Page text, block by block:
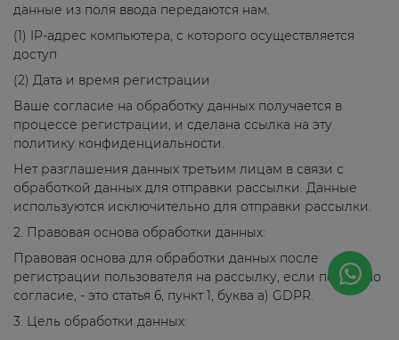
данные из поля ввода передаются нам.
(1) IP-адрес компьютера, с которого осуществляется
доступ
(2) Дата и время регистрации
Ваше согласие на обработку данных получается в
процессе регистрации, и сделана ссылка на эту
политику конфиденциальности.
Нет разглашения данных третьим лицам в связи с
обработкой данных для отправки рассылки. Данные
используются исключительно для отправки рассылки.
2. Правовая основа обработки данных:
Правовая основа для обработки данных после
регистрации пользователя на рассылку, если получено
согласие, - это статья 6, пункт 1, буква а) GDPR.
3. Цель обработки данных: